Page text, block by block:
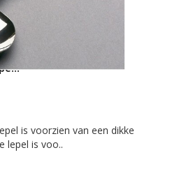
is voorzien van een dikke
lepel is voo..